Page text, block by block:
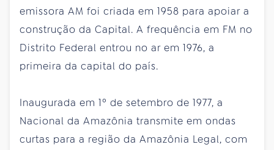
emissora AM foi criada em 1958 para apoiar a
construção da Capital. A frequência em FM no
Distrito Federal entrou no ar em 1976, a
primeira da capital do país.
Inaugurada em 1º de setembro de 1977, a
Nacional da Amazônia transmite em ondas
curtas para a região da Amazônia Legal, com